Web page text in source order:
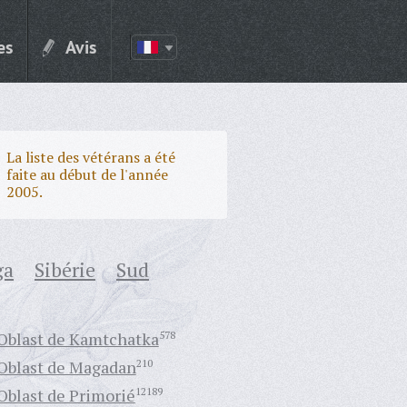
Avis
La liste des vétérans a été
faite au début de l'année
2005.
Sibérie Sud
de Kamtchatka578
de Magadan210
de Primorié12189